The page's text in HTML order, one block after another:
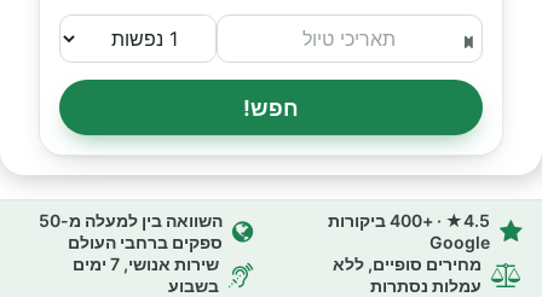
חפש!
4.5★ · +400 ביקורות
Google
השוואה בין למעלה מ-50
ספקים ברחבי העולם
מחירים סופיים, ללא
עמלות נסתרות
שירות אנושי, 7 ימים
בשבוע